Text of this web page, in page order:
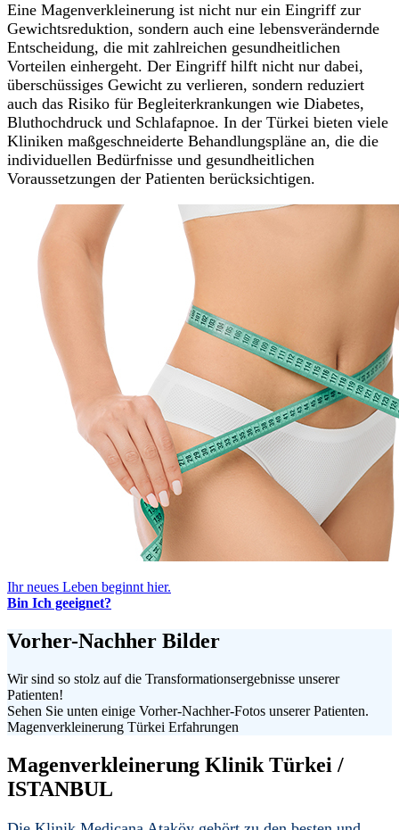
Eine Magenverkleinerung ist nicht nur ein Eingriff zur
Gewichtsreduktion, sondern auch eine lebensverändernde
Entscheidung, die mit zahlreichen gesundheitlichen
Vorteilen einhergeht. Der Eingriff hilft nicht nur dabei,
überschüssiges Gewicht zu verlieren, sondern reduziert
auch das Risiko für Begleiterkrankungen wie Diabetes,
Bluthochdruck und Schlafapnoe. In der Türkei bieten viele
Kliniken maßgeschneiderte Behandlungspläne an, die die
individuellen Bedürfnisse und gesundheitlichen
Voraussetzungen der Patienten berücksichtigen.
Ihr neues Leben beginnt hier.
Bin Ich geeignet?
Vorher-Nachher Bilder
Wir sind so stolz auf die Transformationsergebnisse unserer
Patienten!
Sehen Sie unten einige Vorher-Nachher-Fotos unserer Patienten.
Magenverkleinerung Türkei Erfahrungen
Magenverkleinerung Klinik Türkei /
ISTANBUL